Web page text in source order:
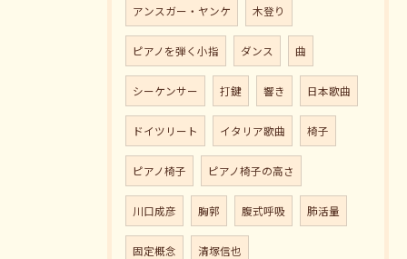
アンスガー・ヤンケ 木登り
ピアノを弾く小指 ダンス 曲
シーケンサー 打鍵 響き 日本歌曲
ドイツリート イタリア歌曲 椅子
ピアノ椅子 ピアノ椅子の高さ
川口成彦 胸郭 腹式呼吸 肺活量
固定概念 清塚信也